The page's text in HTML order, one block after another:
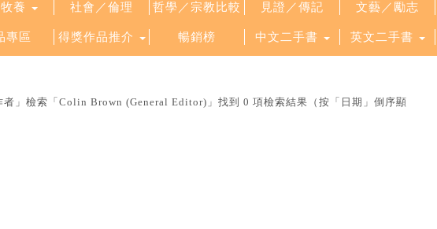
養 社會／倫理 哲學／宗教比較 見證／傳記 文藝／勵志
專區 得獎作品推介 暢銷榜 中文二手書 英文二手書
者」檢索「Colin Brown (General Editor)」找到 0 項檢索結果（按「日期」倒序顯